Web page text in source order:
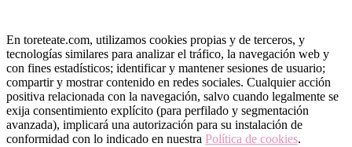
En toreteate.com, utilizamos cookies propias y de terceros, y
tecnologías similares para analizar el tráfico, la navegación web y
con fines estadísticos; identificar y mantener sesiones de usuario;
compartir y mostrar contenido en redes sociales. Cualquier acción
positiva relacionada con la navegación, salvo cuando legalmente se
exija consentimiento explícito (para perfilado y segmentación
avanzada), implicará una autorización para su instalación de
conformidad con lo indicado en nuestra Política de cookies.